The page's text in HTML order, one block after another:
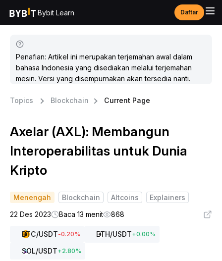
Bybit Learn Daftar
Penafian: Artikel ini merupakan terjemahan awal dalam
bahasa Indonesia yang disediakan melalui terjemahan
mesin. Versi yang disempurnakan akan tersedia nanti.
Topics Blockchain Current Page
Axelar (AXL): Membangun
Interoperabilitas untuk Dunia
Kripto
Menengah Blockchain Altcoins
Explainers
22 Des 2023
Baca 13 menit 868
BTC/USDT-0.20% ETH/USDT+0.00%
SOL/USDT+2.80%